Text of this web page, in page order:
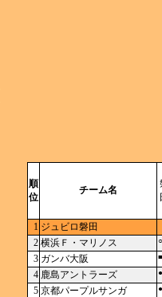
順
位
チーム名
1 ジュビロ磐田
2 横浜Ｆ・マリノス ○
3 ガンバ大阪 ■
4 鹿島アントラーズ ●
5 京都パープルサンガ ●